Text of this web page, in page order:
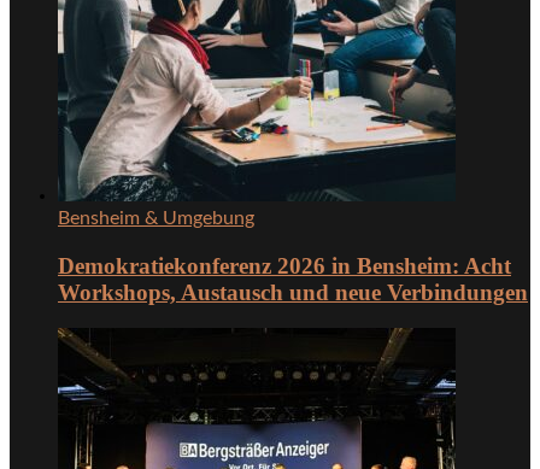
Bensheim & Umgebung
Demokratiekonferenz 2026 in Bensheim: Acht
Workshops, Austausch und neue Verbindungen